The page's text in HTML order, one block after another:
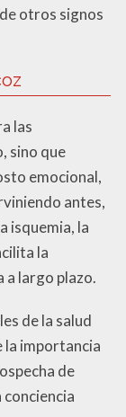
otros signos
las
sino que
emocional,
antes,
isquemia, la
la
a largo plazo.
de la salud
la importancia
de